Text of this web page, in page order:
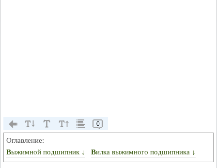
0
Оглавление:
Выжимной подшипник ↓
Вилка выжимного подшипника ↓